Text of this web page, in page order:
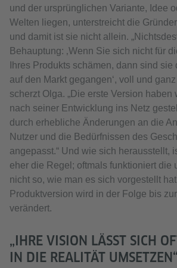
und der ursprünglichen Variante, Idee
Welten liegen, unterstreicht die
und damit ist sie nicht allein.
Behauptung: ‚Wenn Sie sich nicht für
Ihres Produkts schämen, dann sind
auf den Markt gegangen‘, voll und ganz
scherzt Olga. „Die erste Version haben
nach seiner Entwicklung ins Netz
durch erhebliche Änderungen an die
Nutzer und die Bedürfnissen des
angepasst.“ Und wie sich herausstellt,
eher die Regel; oftmals funktioniert die
nicht so, wie man es sich vorgestellt
Produktversion wird in der Folge bis
verändert.
„IHRE VISION LÄSST SICH
IN DIE REALITÄT UMSETZEN“